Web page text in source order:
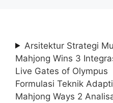
Arsitektur Strategi
Mahjong Wins 3
Live Gates of Olympus
Formulasi Teknik
Mahjong Ways 2